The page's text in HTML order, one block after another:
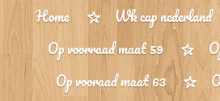
Home Wk cap nederland
Op voorraad maat 59
Op vooraad maat 63